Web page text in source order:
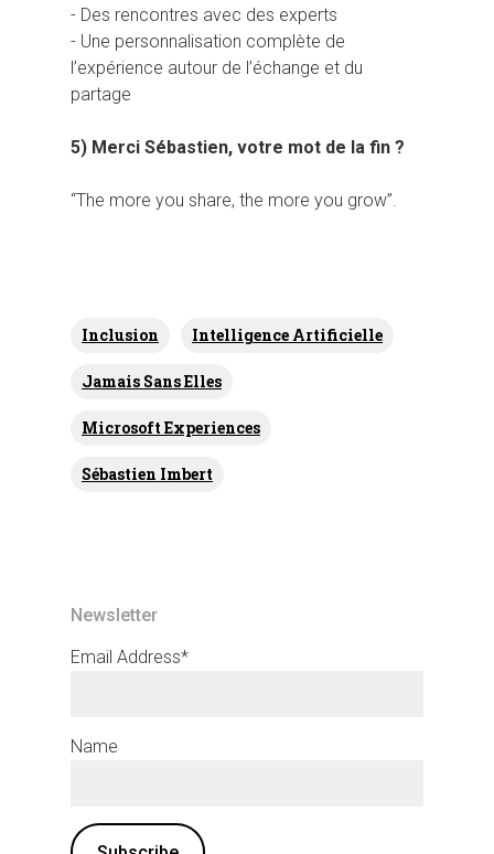
- Des rencontres avec des experts
- Une personnalisation complète de
l’expérience autour de l’échange et du
partage
5) Merci Sébastien, votre mot de la fin ?
“The more you share, the more you grow”.
Inclusion Intelligence Artificielle
Jamais Sans Elles
Microsoft Experiences
Sébastien Imbert
Newsletter
Email Address*
Name